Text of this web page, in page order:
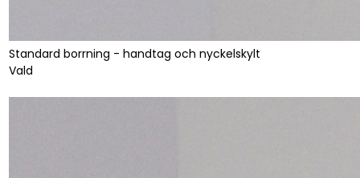
Standard borrning - handtag och nyckelskylt
Vald